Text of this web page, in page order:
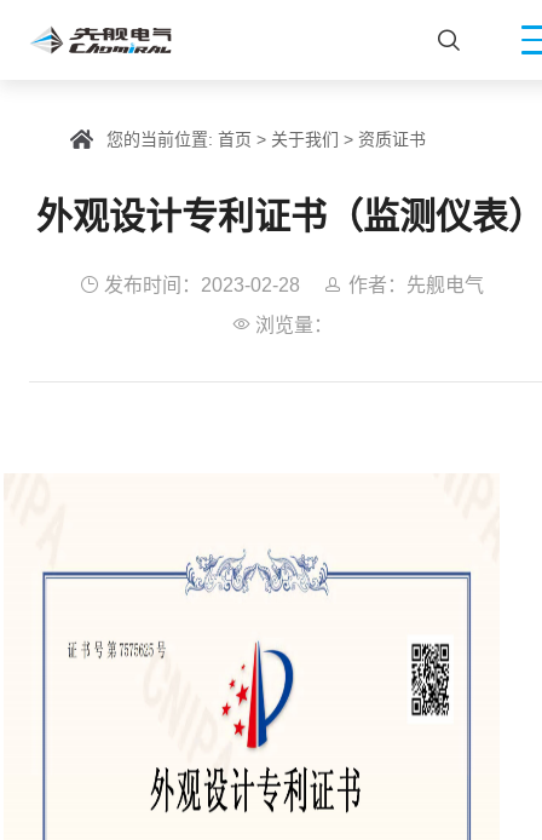

您的当前位置: 首页 > 关于我们 > 资质证书
外观设计专利证书（监测仪表
 发布时间：2023-02-28  作者：先舰电气
浏览量：